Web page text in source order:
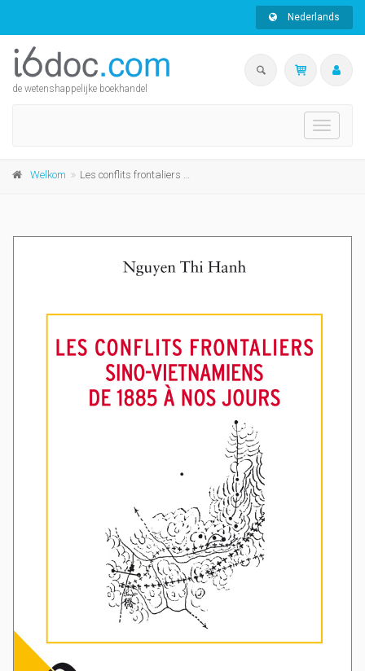
Nederlands
de wetenshappelijke boekhandel
Toggle
Welkom Les conflits frontaliers sino-vietnamiens